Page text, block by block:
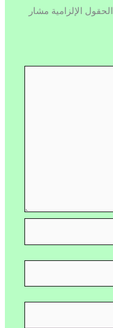
الحقول الإلزامية مشار